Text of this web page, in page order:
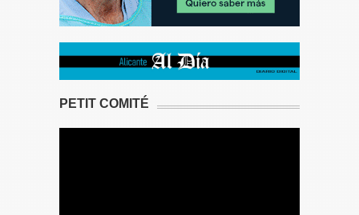
PETIT COMITÉ